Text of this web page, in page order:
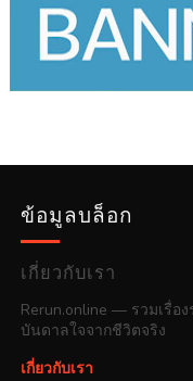
ข้อมูลบล็อก
เกี่ยวกับเรา
Rerun.online — รวมเรื่อ
บันดาลใจจากชีวิตจริง
เกี่ยวกับเรา